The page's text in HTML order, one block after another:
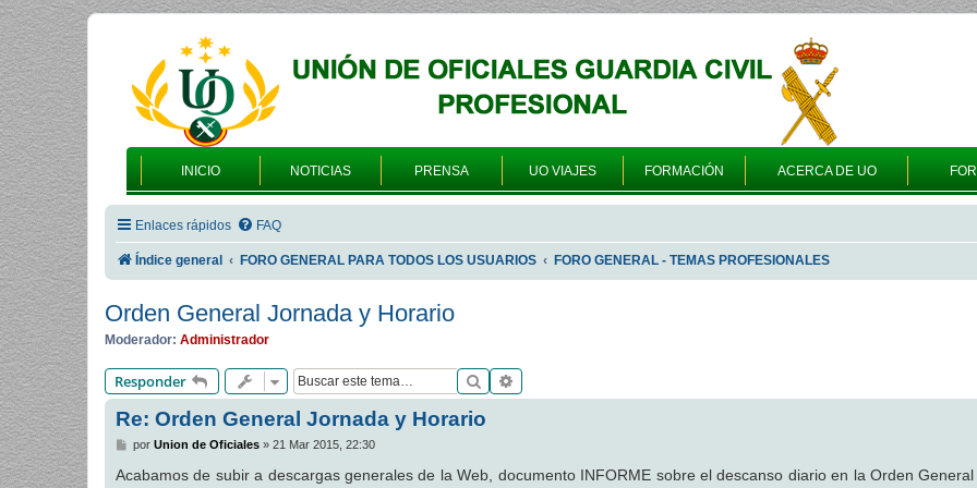
INICIO NOTICIAS PRENSA UO VIAJES FORMACIÓN ACERCA DE UO
Enlaces rápidos FAQ
Índice general FORO GENERAL PARA TODOS LOS USUARIOS FORO GENERAL - TEMAS PROFESIONALES
Orden General Jornada y Horario
Moderador: Administrador
Responder Buscar
Re: Orden General Jornada y Horario
M
n
por Union de Oficiales» 21 Mar 2015, 22:30
Acabamos de subir a descargas generales de la Web, documento INFORME sobre el descanso diario en la Orden